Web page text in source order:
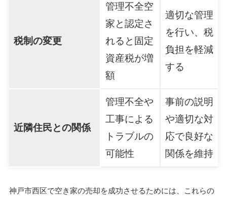
税制の変更
管理不全空
家と認定さ
れると固定
資産税が増
額
適切な管理
を行い、税
負担を軽減
する
近隣住民との関係
管理不全や
工事による
トラブルの
可能性
事前の説明
や適切な対
応で良好な
関係を維持
神戸市西区で空き家の売却を成功させるためには、これらの